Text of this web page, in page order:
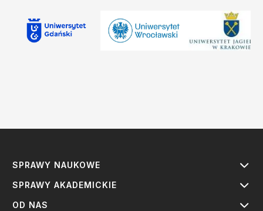
SPRAWY NAUKOWE
SPRAWY AKADEMICKIE
OD NAS